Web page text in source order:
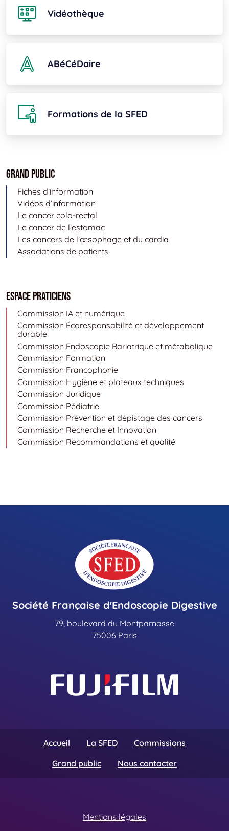
Vidéothèque
ABéCéDaire
Formations de la SFED
Grand public
Fiches d’information
Vidéos d’information
Le cancer colo-rectal
Le cancer de l’estomac
Les cancers de l’œsophage et du cardia
Associations de patients
Espace Praticiens
Commission IA et numérique
Commission Écoresponsabilité et développement
durable
Commission Endoscopie Bariatrique et métabolique
Commission Formation
Commission Francophonie
Commission Hygiène et plateaux techniques
Commission Juridique
Commission Pédiatrie
Commission Prévention et dépistage des cancers
Commission Recherche et Innovation
Commission Recommandations et qualité
Société Française d'Endoscopie Digestive
79, boulevard du Montparnasse
75006 Paris
Accueil La SFED
Commissions
Grand public
Nous contacter
Mentions légales